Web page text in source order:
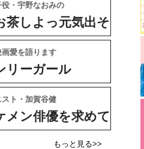
・宇野なおみの
茶しよっ元気出そ
愛を語ります
リーガール
ト・加賀谷健
メン俳優を求めて
もっと見る>>